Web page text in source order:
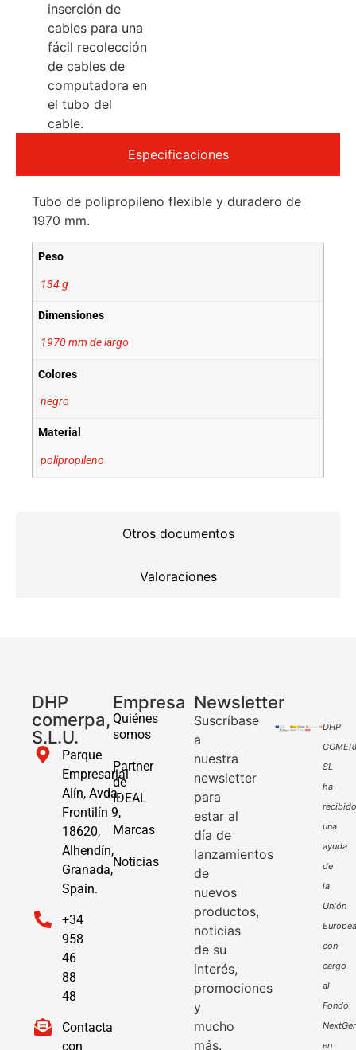
inserción de
cables para una
fácil recolección
de cables de
computadora en
el tubo del
cable.
Especificaciones
Otros documentos
Valoraciones
Tubo de polipropileno flexible y duradero de
1970 mm.
Peso
134 g
Dimensiones
1970 mm de largo
Colores
negro
Material
polipropileno
DHP
comerpa,
S.L.U.
Parque
Empresarial
Alín, Avda.
Frontilín 9,
18620,
Alhendín,
Granada,
Spain.
+34
958
46
88
48
Contacta
con
Empresa
Quiénes
somos
Partner
de
IDEAL
Marcas
Noticias
Newsletter
Suscríbase
a
nuestra
newsletter
para
estar al
día de
lanzamientos
de
nuevos
productos,
noticias
de su
interés,
promociones
y
mucho
más.
DHP
SL
ha
recibido
una
ayuda
de
la
Unión
Europea
con
cargo
al
Fondo
en